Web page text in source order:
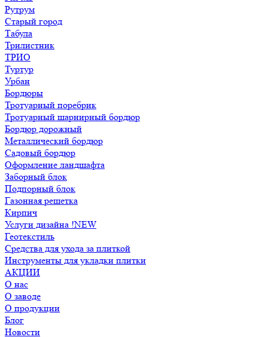
Рутрум
Старый город
Табула
Трилистник
ТРИО
Туртур
Урбан
Бордюры
Тротуарный поребрик
Тротуарный шарнирный бордюр
Бордюр дорожный
Металлический бордюр
Садовый бордюр
Оформление ландшафта
Заборный блок
Подпорный блок
Газонная решетка
Кирпич
Услуги дизайна !NEW
Геотекстиль
Средства для ухода за плиткой
Инструменты для укладки плитки
АКЦИИ
О нас
О заводе
О продукции
Блог
Новости